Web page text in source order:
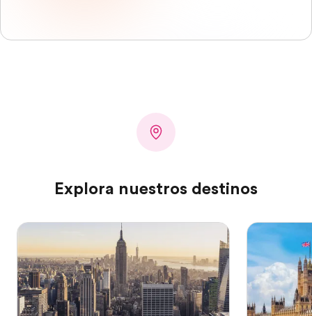
Explora nuestros destinos